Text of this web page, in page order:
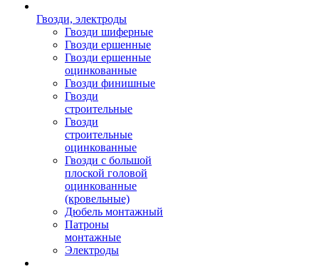
Гвозди, электроды
Гвозди шиферные
Гвозди ершенные
Гвозди ершенные
оцинкованные
Гвозди финишные
Гвозди
строительные
Гвозди
строительные
оцинкованные
Гвозди с большой
плоской головой
оцинкованные
(кровельные)
Дюбель монтажный
Патроны
монтажные
Электроды